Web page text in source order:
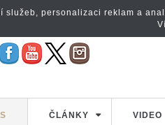
ČLÁNKY VIDEO
služeb, personalizaci reklam a